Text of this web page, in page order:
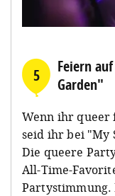
5
Feiern
Garden"
Wenn ihr queer
seid ihr bei "My
Die queere
All-Time-